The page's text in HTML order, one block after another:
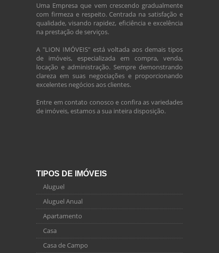
Uma Empresa que vem crescendo gradualmente
com firmeza e respeito. Centrada na satisfação e
qualidade, visando rapidez, eficiência e excelência
na prestação de serviços.
A "LION IMÓVEIS" está voltada aos demais tipos
de imóveis, especializada em compra, venda,
locação e administração. Sempre demonstrando
clareza em suas negociações e proporcionando
excelentes negócios aos clientes.
Entre em contato conosco e confira as variedades
de imóveis, estamos a sua inteira disposição.
TIPOS DE IMÓVEIS
Aluguel
Aluguel Anual
Apartamento
Casa
Casa de Campo